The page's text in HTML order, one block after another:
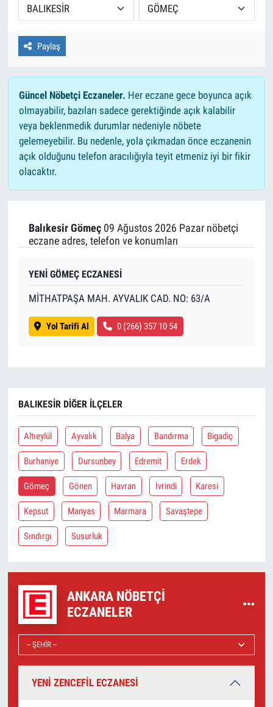
Paylaş
Güncel Nöbetçi Eczaneler. Her eczane gece boyunca açık
olmayabilir, bazıları sadece gerektiğinde açık kalabilir
veya beklenmedik durumlar nedeniyle nöbete
gelemeyebilir. Bu nedenle, yola çıkmadan önce eczanenin
açık olduğunu telefon aracılığıyla teyit etmeniz iyi bir fikir
olacaktır.
Balıkesir Gömeç09 Ağustos 2026 Pazar nöbetçi
eczane adres, telefon ve konumları
YENİ GÖMEÇ ECZANESİ
MİTHATPAŞA MAH. AYVALIK CAD. NO: 63/A
Yol Tarifi Al 0 (266) 357 10 54
BALIKESIR DIĞER İLÇELER
Altıeylül Ayvalık Balya Bandırma Bigadiç
Burhaniye Dursunbey Edremit Erdek
Gömeç Gönen Havran İvrindi Karesi
Kepsut Manyas Marmara Savaştepe
Sındırgı Susurluk
ANKARA NÖBETÇI
ECZANELER
YENİ ZENCEFİL ECZANESİ